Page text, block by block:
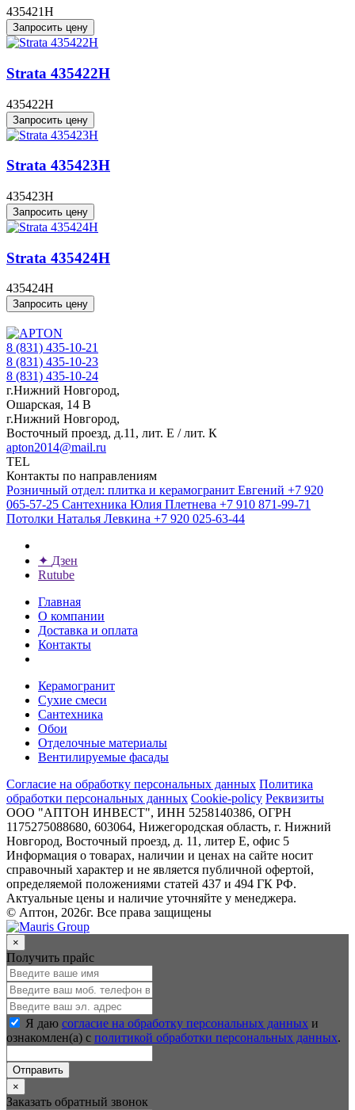
435421H
Запросить цену
Strata 435422H
435422H
Запросить цену
Strata 435423H
435423H
Запросить цену
Strata 435424H
435424H
Запросить цену
8 (831) 435-10-21
8 (831) 435-10-23
8 (831) 435-10-24
г.Нижний Новгород,
Ошарская, 14 В
г.Нижний Новгород,
Восточный проезд, д.11, лит. Е / лит. К
apton2014@mail.ru
TEL
Контакты по направлениям
Розничный отдел: плитка и керамогранит Евгений +7 920
065-57-25 Сантехника Юлия Плетнева +7 910 871-99-71
Потолки Наталья Левкина +7 920 025-63-44
✦ Дзен
Rutube
Главная
О компании
Доставка и оплата
Контакты
Керамогранит
Сухие смеси
Сантехника
Обои
Отделочные материалы
Вентилируемые фасады
Согласие на обработку персональных данных Политика
обработки персональных данных Cookie-policy Реквизиты
ООО "АПТОН ИНВЕСТ", ИНН 5258140386, ОГРН
1175275088680, 603064, Нижегородская область, г. Нижний
Новгород, Восточный проезд, д. 11, литер Е, офис 5
Информация о товарах, наличии и ценах на сайте носит
справочный характер и не является публичной офертой,
определяемой положениями статей 437 и 494 ГК РФ.
Актуальные цены и наличие уточняйте у менеджера.
© Аптон, 2026г. Все права защищены
×
Получить прайс
Я даю согласие на обработку персональных данных и
ознакомлен(а) с политикой обработки персональных данных.
Отправить
×
Заказать обратный звонок